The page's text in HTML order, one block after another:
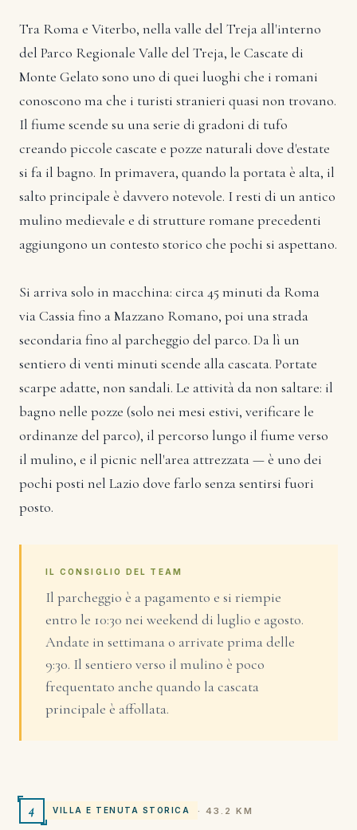
Tra Roma e Viterbo, nella valle del Treja all'interno
del Parco Regionale Valle del Treja, le Cascate di
Monte Gelato sono uno di quei luoghi che i romani
conoscono ma che i turisti stranieri quasi non trovano.
Il fiume scende su una serie di gradoni di tufo
creando piccole cascate e pozze naturali dove d'estate
si fa il bagno. In primavera, quando la portata è alta, il
salto principale è davvero notevole. I resti di un antico
mulino medievale e di strutture romane precedenti
aggiungono un contesto storico che pochi si aspettano.
Si arriva solo in macchina: circa 45 minuti da Roma
via Cassia fino a Mazzano Romano, poi una strada
secondaria fino al parcheggio del parco. Da lì un
sentiero di venti minuti scende alla cascata. Portate
scarpe adatte, non sandali. Le attività da non saltare: il
bagno nelle pozze (solo nei mesi estivi, verificare le
ordinanze del parco), il percorso lungo il fiume verso
il mulino, e il picnic nell'area attrezzata — è uno dei
pochi posti nel Lazio dove farlo senza sentirsi fuori
posto.
IL CONSIGLIO DEL TEAM
Il parcheggio è a pagamento e si riempie
entro le 10:30 nei weekend di luglio e agosto.
Andate in settimana o arrivate prima delle
9:30. Il sentiero verso il mulino è poco
frequentato anche quando la cascata
principale è affollata.
4 VILLA E TENUTA STORICA · 43.2 KM